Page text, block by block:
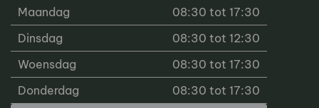
Maandag
08:30 tot 17:30
Dinsdag
08:30 tot 12:30
Woensdag
08:30 tot 17:30
Donderdag
08:30 tot 17:30